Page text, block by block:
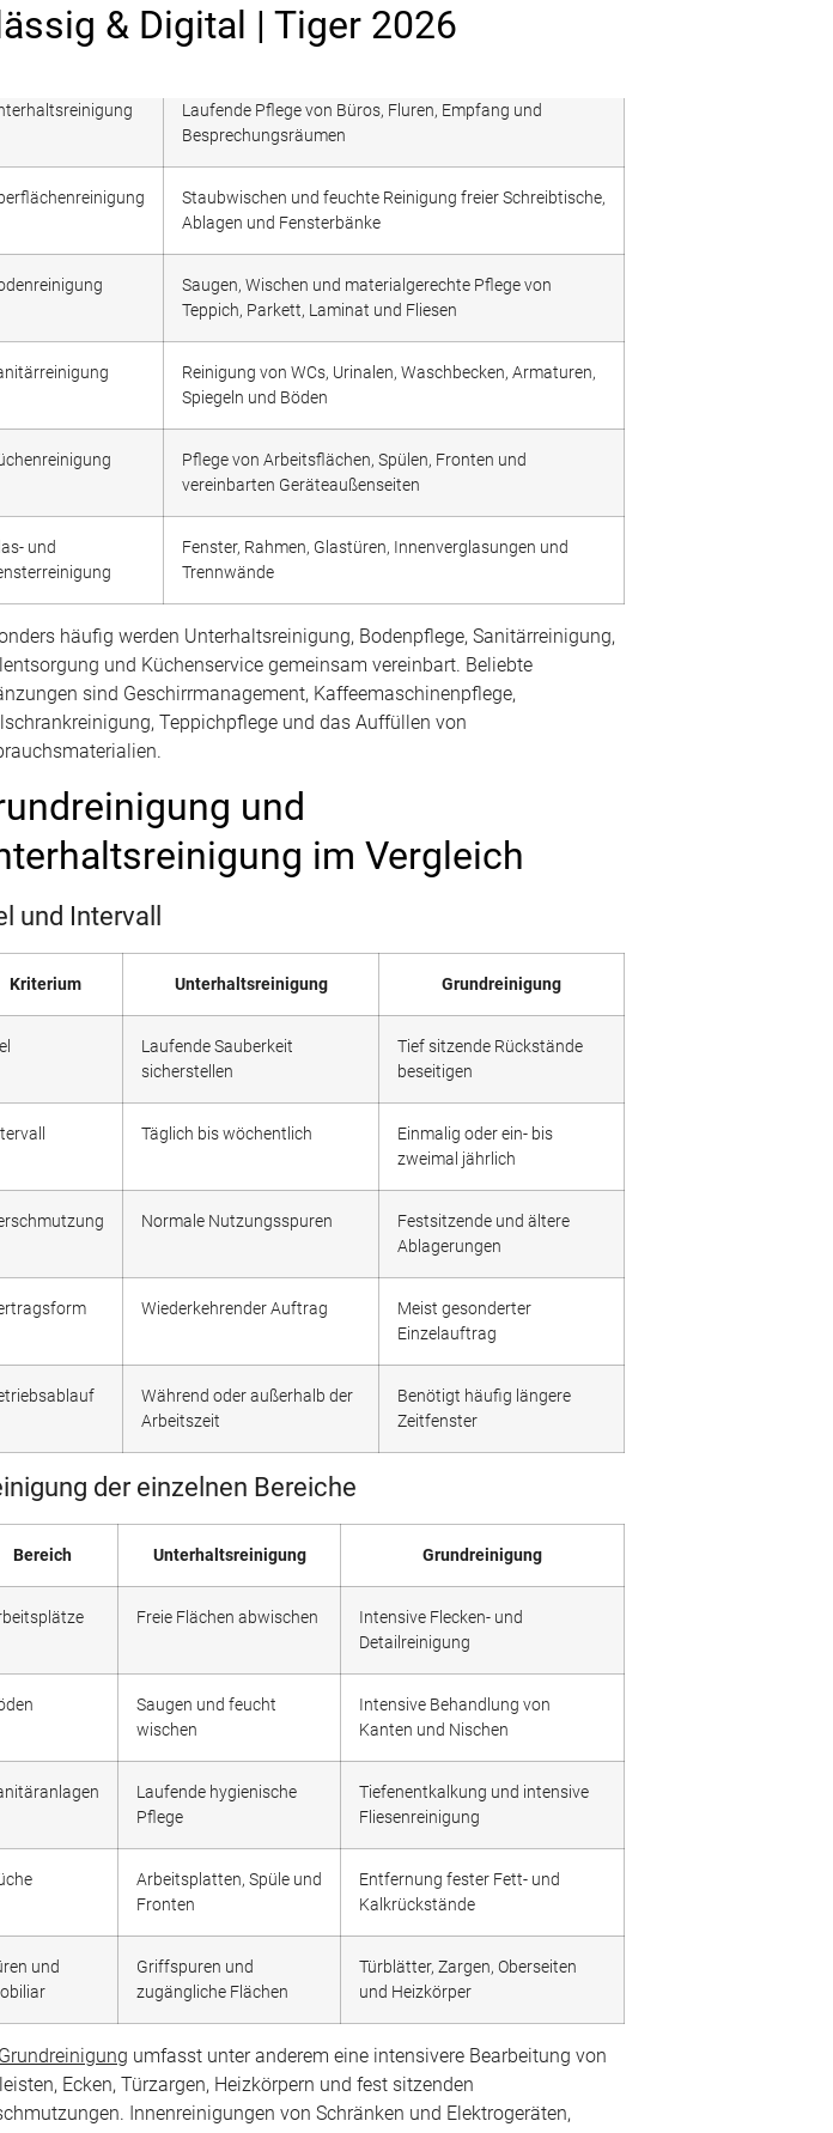
& Digital | Tiger 2026
Laufende Pflege von Büros, Fluren, Empfang und
Besprechungsräumen
Staubwischen und feuchte Reinigung freier Schreibtische,
Ablagen und Fensterbänke
Saugen, Wischen und materialgerechte Pflege von
Teppich, Parkett, Laminat und Fliesen
Reinigung von WCs, Urinalen, Waschbecken, Armaturen,
Spiegeln und Böden
Pflege von Arbeitsflächen, Spülen, Fronten und
vereinbarten Geräteaußenseiten
und
Fenster, Rahmen, Glastüren, Innenverglasungen und
Trennwände
häufig werden Unterhaltsreinigung, Bodenpflege, Sanitärreinigung,
und Küchenservice gemeinsam vereinbart. Beliebte
sind Geschirrmanagement, Kaffeemaschinenpflege,
Teppichpflege und das Auffüllen von
und
im Vergleich
und Intervall
Kriterium Unterhaltsreinigung Grundreinigung
Laufende Sauberkeit
sicherstellen
Tief sitzende Rückstände
beseitigen
Täglich bis wöchentlich
Einmalig oder ein- bis
zweimal jährlich
Normale Nutzungsspuren
Festsitzende und ältere
Ablagerungen
Wiederkehrender Auftrag
Meist gesonderter
Einzelauftrag
Während oder außerhalb der
Arbeitszeit
Benötigt häufig längere
Zeitfenster
der einzelnen Bereiche
Bereich Unterhaltsreinigung Grundreinigung
Freie Flächen abwischen
Intensive Flecken- und
Detailreinigung
Saugen und feucht
wischen
Intensive Behandlung von
Kanten und Nischen
Laufende hygienische
Pflege
Tiefenentkalkung und intensive
Fliesenreinigung
Arbeitsplatten, Spüle und
Fronten
Entfernung fester Fett- und
Kalkrückstände
und
Griffspuren und
zugängliche Flächen
Türblätter, Zargen, Oberseiten
und Heizkörper
Grundreinigung umfasst unter anderem eine intensivere Bearbeitung von
Ecken, Türzargen, Heizkörpern und fest sitzenden
Innenreinigungen von Schränken und Elektrogeräten,